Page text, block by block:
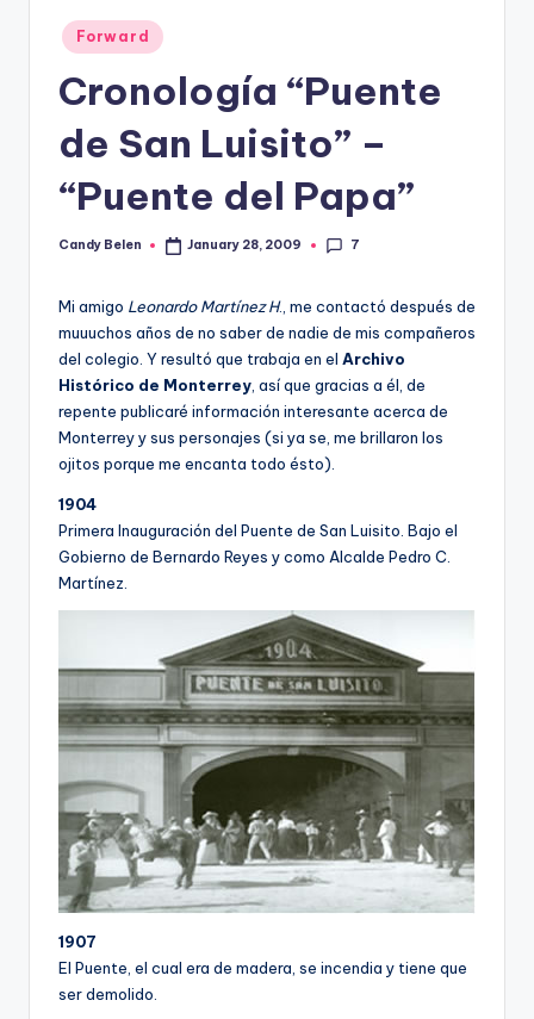
Posted
in
Forward
Cronologí­a “Puente
de San Luisito” –
“Puente del Papa”
Posted
Candy Belen January 28, 2009 7
Mi amigo Leonardo Martí­nez H., me contactó después de
muuuchos años de no saber de nadie de mis compañeros
del colegio. Y resultó que trabaja en el Archivo
Histórico de Monterrey , así­ que gracias a él, de
repente publicaré información interesante acerca de
Monterrey y sus personajes (si ya se, me brillaron los
ojitos porque me encanta todo ésto).
1904
Primera Inauguración del Puente de San Luisito. Bajo el
Gobierno de Bernardo Reyes y como Alcalde Pedro C.
Martí­nez.
1907
El Puente, el cual era de madera, se incendia y tiene que
ser demolido.